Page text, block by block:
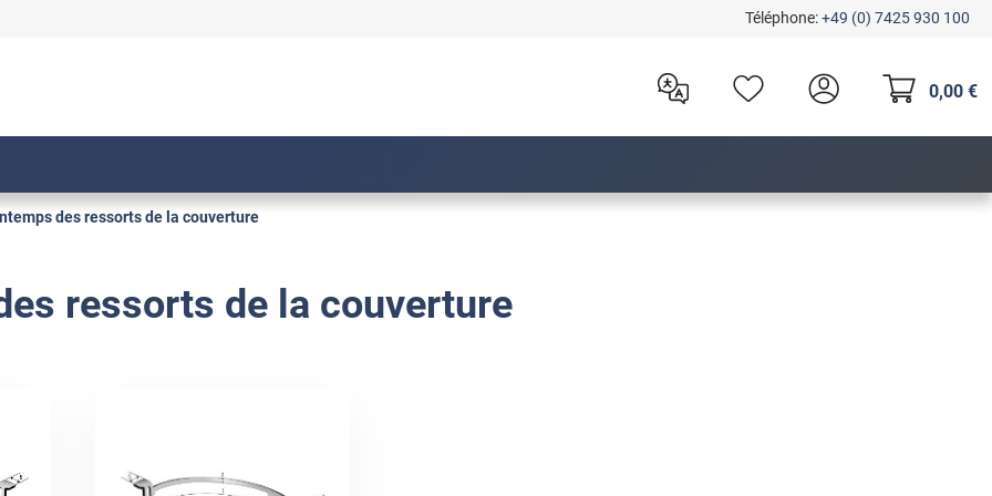
Téléphone:+49 (0) 7425 930 100
0,00 €
des ressorts de la couverture
ressorts de la couverture